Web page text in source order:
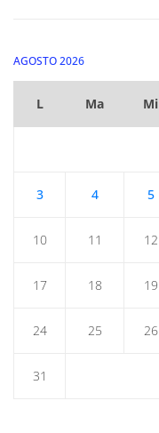
AGOSTO 2026
L Ma Mi
3 4 5
10 11 12
17 18 19
24 25 26
31